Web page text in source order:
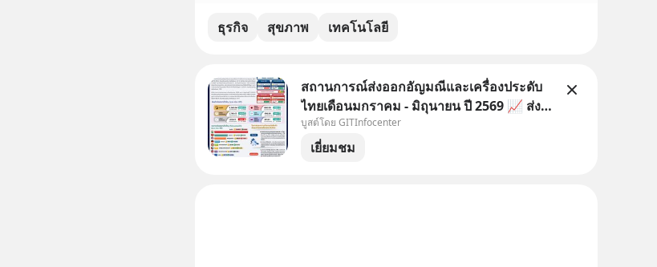
ธุรกิจ สุขภาพ เทคโนโลยี
สถานการณ์ส่งออกอัญมณีและเครื่องประดับ
ไทยเดือนมกราคม - มิถุนายน ปี 2569 📈 ส่ง
ออกอัญมณีและเครื่องประดับไทยครึ่งปีแรก
2569 โตต่อเนื่อง 20.74% มูลค่ากว่า 16.9 พัน
บูสต์โดย GITInfocenter
เยี่ยมชม